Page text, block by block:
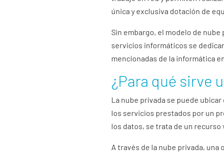
única y exclusiva dotación de
Sin embargo, el modelo de
servicios informáticos se
mencionadas de la informática
¿Para qué sirve
La nube privada se puede
los servicios prestados por un
los datos, se trata de un recurso
A través de la nube privada,